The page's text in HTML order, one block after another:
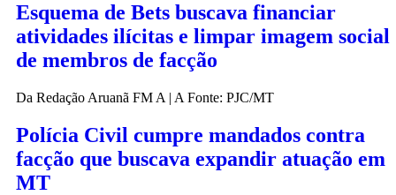
Esquema de Bets buscava financiar
atividades ilícitas e limpar imagem social
de membros de facção
Da Redação Aruanã FM A | A Fonte: PJC/MT
Polícia Civil cumpre mandados contra
facção que buscava expandir atuação em
MT